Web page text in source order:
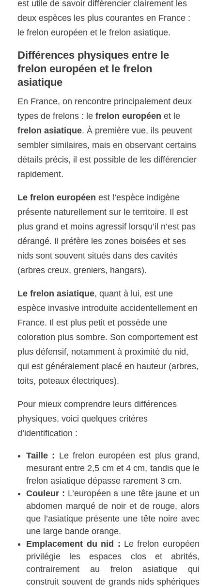
est utile de savoir différencier clairement les
deux espèces les plus courantes en France :
le frelon européen et le frelon asiatique.
Différences physiques entre le
frelon européen et le frelon
asiatique
En France, on rencontre principalement deux
types de frelons : lefrelon européen et le
frelon asiatique. À première vue, ils peuvent
sembler similaires, mais en observant certains
détails précis, il est possible de les différencier
rapidement.
Le frelon européen est l’espèce indigène
présente naturellement sur le territoire. Il est
plus grand et moins agressif lorsqu’il n’est pas
dérangé. Il préfère les zones boisées et ses
nids sont souvent situés dans des cavités
(arbres creux, greniers, hangars).
Le frelon asiatique, quant à lui, est une
espèce invasive introduite accidentellement en
France. Il est plus petit et possède une
coloration plus sombre. Son comportement est
plus défensif, notamment à proximité du nid,
qui est généralement placé en hauteur (arbres,
toits, poteaux électriques).
Pour mieux comprendre leurs différences
physiques, voici quelques critères
d’identification :
Taille : Le frelon européen est plus grand,
mesurant entre 2,5 cm et 4 cm, tandis que le
frelon asiatique dépasse rarement 3 cm.
Couleur : L’européen a une tête jaune et un
abdomen marqué de noir et de rouge, alors
que l’asiatique présente une tête noire avec
une large bande orange.
Emplacement du nid : Le frelon européen
privilégie les espaces clos et abrités,
contrairement au frelon asiatique qui
construit souvent de grands nids sphériques